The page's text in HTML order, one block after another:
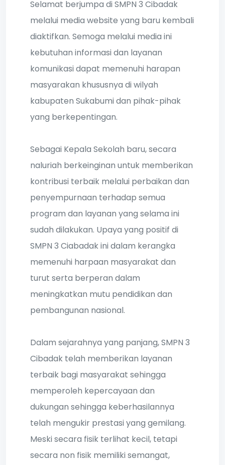
Selamat berjumpa di SMPN 3 Cibadak
melalui media website yang baru kembali
diaktifkan. Semoga melalui media ini
kebutuhan informasi dan layanan
komunikasi dapat memenuhi harapan
masyarakan khususnya di wilyah
kabupaten Sukabumi dan pihak-pihak
yang berkepentingan.
Sebagai Kepala Sekolah baru, secara
naluriah berkeinginan untuk memberikan
kontribusi terbaik melalui perbaikan dan
penyempurnaan terhadap semua
program dan layanan yang selama ini
sudah dilakukan. Upaya yang positif di
SMPN 3 Ciabadak ini dalam kerangka
memenuhi harpaan masyarakat dan
turut serta berperan dalam
meningkatkan mutu pendidikan dan
pembangunan nasional.
Dalam sejarahnya yang panjang, SMPN 3
Cibadak telah memberikan layanan
terbaik bagi masyarakat sehingga
memperoleh kepercayaan dan
dukungan sehingga keberhasilannya
telah mengukir prestasi yang gemilang.
Meski secara fisik terlihat kecil, tetapi
secara non fisik memiliki semangat,